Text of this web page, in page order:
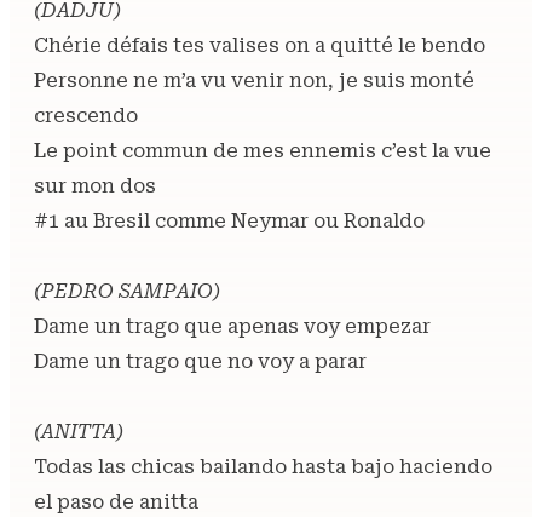
(DADJU)
Chérie défais tes valises on a quitté le bendo
Personne ne m’a vu venir non, je suis monté
crescendo
Le point commun de mes ennemis c’est la vue
sur mon dos
#1 au Bresil comme Neymar ou Ronaldo
(PEDRO SAMPAIO)
Dame un trago que apenas voy empezar
Dame un trago que no voy a parar
(ANITTA)
Todas las chicas bailando hasta bajo haciendo
el paso de anitta